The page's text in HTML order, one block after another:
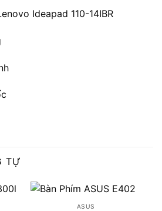
Ideapad 110-14IBR
TỰ
ASUS